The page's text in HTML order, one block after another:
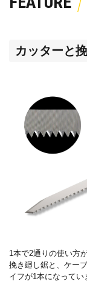
カッターと
1本で2通りの使い方
挽き廻し鋸と、ケー
イフが1本になってい